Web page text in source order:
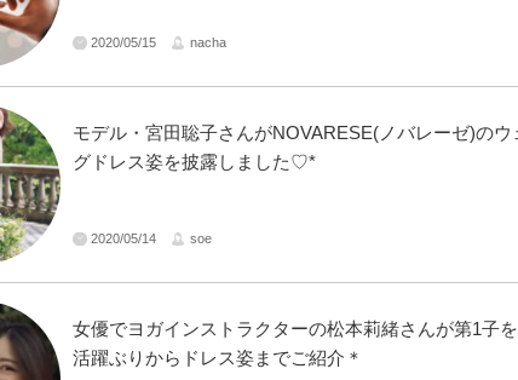
2020/05/15 nacha
モデル・宮田聡子さんがNOVARESE(ノバレーゼ)のウ
グドレス姿を披露しました♡*
2020/05/14 soe
女優でヨガインストラクターの松本莉緒さんが第1子
活躍ぶりからドレス姿までご紹介＊